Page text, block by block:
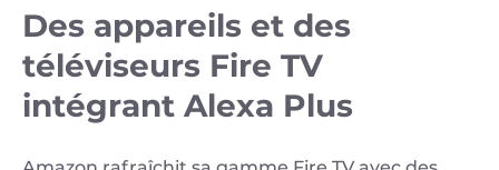
Des appareils et des
téléviseurs Fire TV
intégrant Alexa Plus